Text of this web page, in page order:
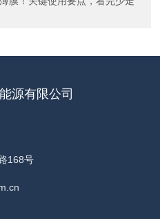
源有限公司
168号